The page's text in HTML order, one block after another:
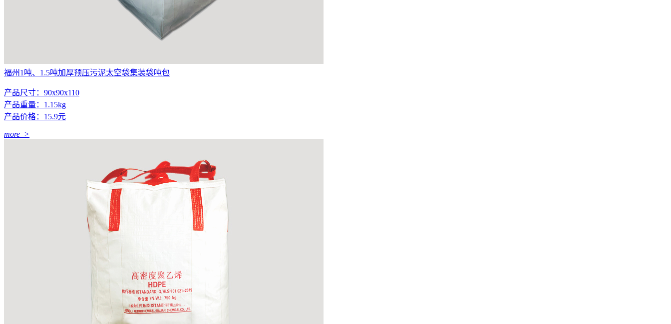
福州1吨、1.5吨加厚预压污泥太空袋集装袋吨包
产品尺寸：90x90x110
产品重量：1.15kg
产品价格：15.9元
more >